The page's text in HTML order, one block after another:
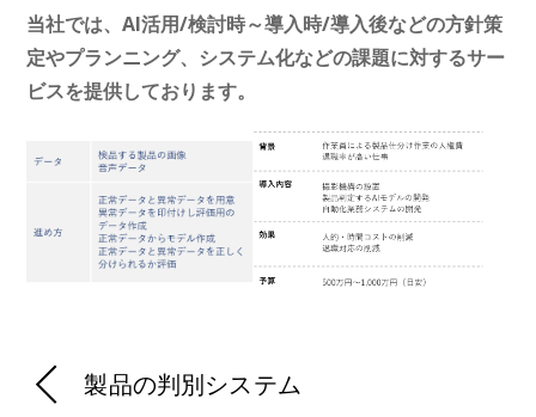
当社では、AI活用/検討時～導入時/導入後などの方針策
定やプランニング、システム化などの課題に対するサー
ビスを提供しております。
製品の判別システム